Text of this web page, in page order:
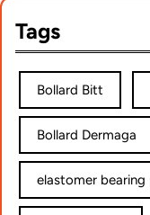
Tags
Bollard Bitt
Bollard Dermaga
elastomer bearing